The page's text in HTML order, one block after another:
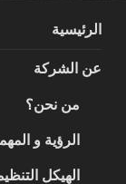
الرئيسية
عن الشركة
من نحن؟
الرؤية و
الهيكل